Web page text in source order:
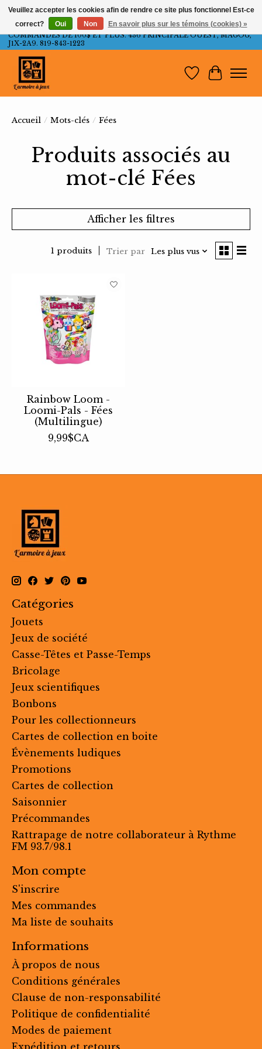
LIVRAISON GRATUITE AU QUÉBEC ET ONTARIO POUR LES
COMMANDES DE 100$ ET PLUS. 436 PRINCIPALE OUEST, MAGOG,
J1X-2A9. 819-843-1223
Liste dePanier
Accueil / Mots-clés / Fées
Produits associés au
mot-clé Fées
Afficher les filtres
1 produits Trier par Les plus vus
Rainbow Loom -
Loomi-Pals - Fées
(Multilingue)
9,99$CA
Catégories
Jouets
Jeux de société
Casse-Têtes et Passe-Temps
Bricolage
Jeux scientifiques
Bonbons
Pour les collectionneurs
Cartes de collection en boite
Évènements ludiques
Promotions
Cartes de collection
Saisonnier
Précommandes
Rattrapage de notre collaborateur à Rythme
FM 93.7/98.1
Mon compte
S'inscrire
Mes commandes
Ma liste de souhaits
Informations
À propos de nous
Conditions générales
Clause de non-responsabilité
Politique de confidentialité
Modes de paiement
Expédition et retours
Veuillez accepter les cookies afin de rendre ce site plus fonctionnel Est-ce
correct?
Oui Non En savoir plus sur les témoins (cookies) »